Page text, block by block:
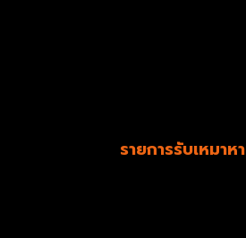
รายการรับเหมาห